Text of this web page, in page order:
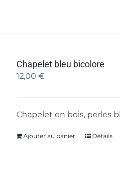
Chapelet bleu bicolore
12,00 €
Chapelet en bois, perles
Ajouter au panier Détails